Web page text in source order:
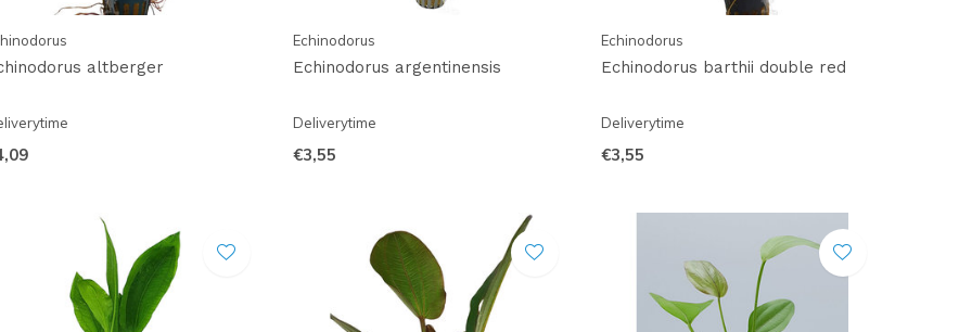
altberger
Echinodorus
Echinodorus argentinensis
Deliverytime
€3,55
Echinodorus
Echinodorus barthii double red
Deliverytime
€3,55